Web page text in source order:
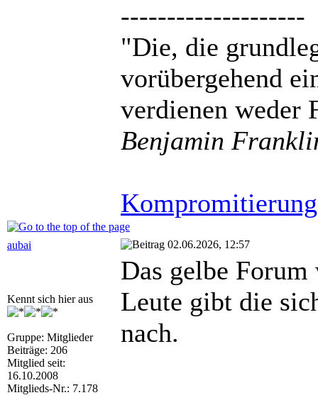
--------------------
"Die, die
vorübergehend
verdienen weder
Benjamin
aubai 02.06.2026, 12:57
Kennt sich hier aus
Gruppe: Mitglieder
Beiträge: 206
Mitglied seit:
16.10.2008
Mitglieds-Nr.: 7.178
Das gelbe
Leute gibt die
nach.